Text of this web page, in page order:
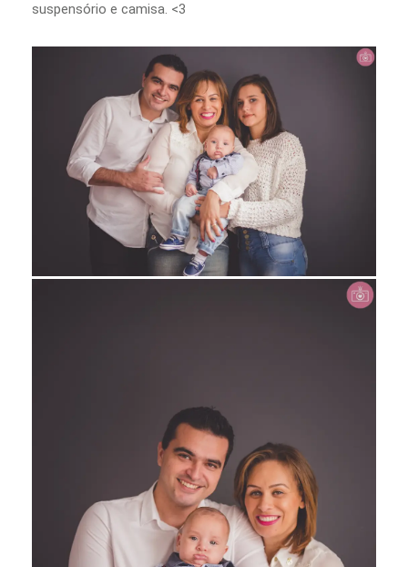
suspensório e camisa. <3